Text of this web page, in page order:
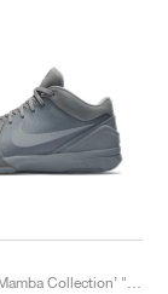
Kobe 4 ‘Black Mamba Collection’ "Fade to Black"